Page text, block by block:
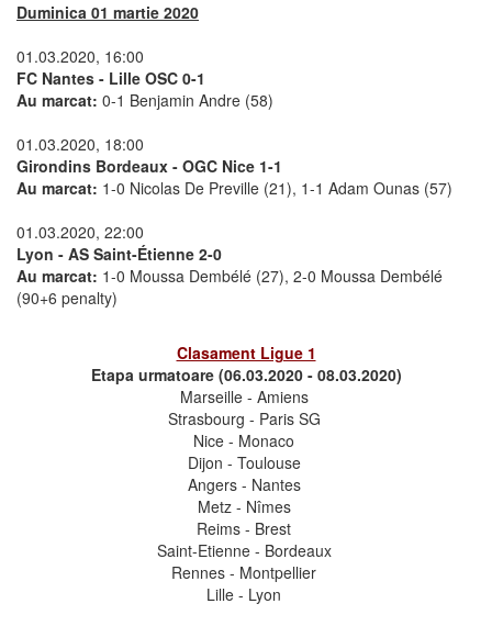
Duminica 01 martie 2020
01.03.2020, 16:00
FC Nantes - Lille OSC 0-1
Au marcat: 0-1 Benjamin Andre (58)
01.03.2020, 18:00
Girondins Bordeaux - OGC Nice 1-1
Au marcat: 1-0 Nicolas De Preville (21), 1-1 Adam Ounas (57)
01.03.2020, 22:00
Lyon - AS Saint-Étienne 2-0
Au marcat: 1-0 Moussa Dembélé (27), 2-0 Moussa Dembélé
(90+6 penalty)
Clasament Ligue 1
Etapa urmatoare (06.03.2020 - 08.03.2020)
Marseille - Amiens
Strasbourg - Paris SG
Nice - Monaco
Dijon - Toulouse
Angers - Nantes
Metz - Nîmes
Reims - Brest
Saint-Etienne - Bordeaux
Rennes - Montpellier
Lille - Lyon